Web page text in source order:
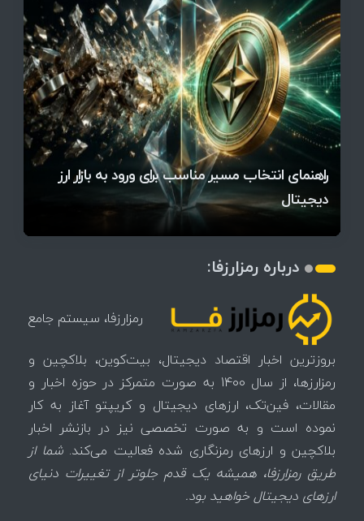
راهنمای انتخاب مسیر مناسب برای ورود به بازار ارز
دیجیتال
چرا سرعت تراکنش‌ها در اقتصاد دیجیتال اهمیت دارد؟
آخرین وضعیت بازار رمزارزها در جهان / مهم‌ترین
تهدید بیت‌کوین مشخص شد
اتفاق تاریخی در بازار رمزارزها / بیت‌کوین سبز شد
قیمت تتر، بیت‌کوین و اتریوم امروز دوشنبه ۵ مرداد
۱۴۰۵ | بیت‌کوین این مرز را از دست بدهد، همه‌چیز
تغییر می‌کند
رقابت پنهان دولت‌ها بر سر بیت‌کوین/ ۱۰ کشور برتر
کدامند؟
اتفاق مهم در بازار رمزارزها / بیت‌کوین وارد فاز تازه شد
تازه‌ترین رسوایی ارز دیجیتال؛ شکایت میلیاردی روی
میز / ۶۲۲ بیت‌کوین کجا رفت؟
درباره رمزارزفا:
رمزارزفا، سیستم جامع
بروزترین اخبار اقتصاد دیجیتال، بیت‌کوین، بلاکچین و
رمزارزها، از سال 1400 به صورت متمرکز در حوزه اخبار و
مقالات، فین‌تک، ارزهای‌ دیجیتال و کریپتو آغاز به کار
نموده است و به صورت تخصصی نیز در بازنشر اخبار
بلاکچین و ارزهای رمزنگاری شده فعالیت می‌کند.شما از
طریق رمزارزفا، همیشه یک قدم جلوتر از تغییرات دنیای
ارزهای دیجیتال خواهید بود.